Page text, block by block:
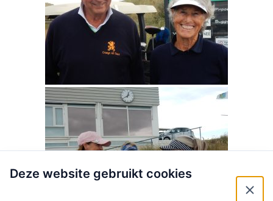
Deze website gebruikt cookies